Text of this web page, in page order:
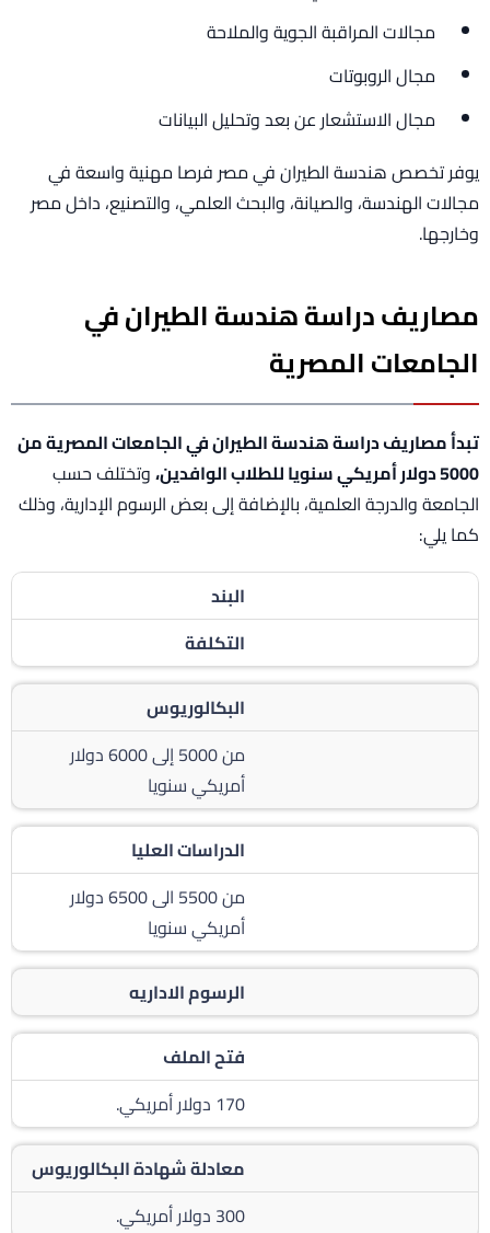
مجالات المراقبة الجوية والملاحة
مجال الروبوتات
مجال الاستشعار عن بعد وتحليل البيانات
يوفر تخصص هندسة الطيران في مصر فرصا مهنية واسعة في
مجالات الهندسة، والصيانة، والبحث العلمي، والتصنيع، داخل مصر
وخارجها.
مصاريف دراسة هندسة الطيران في
الجامعات المصرية
تبدأ مصاريف دراسة هندسة الطيران في الجامعات المصرية من
5000 دولار أمريكي سنويا للطلاب الوافدين،
وتختلف حسب
الجامعة والدرجة العلمية، بالإضافة إلى بعض الرسوم الإدارية، وذلك
كما يلي:
البند
التكلفة
البكالوريوس
من 5000 إلى 6000 دولار
أمريكي سنويا
الدراسات العليا
من 5500 الى 6500 دولار
أمريكي سنويا
الرسوم الاداريه
فتح الملف
170 دولار أمريكي.
معادلة شهادة البكالوريوس
300 دولار أمريكي.